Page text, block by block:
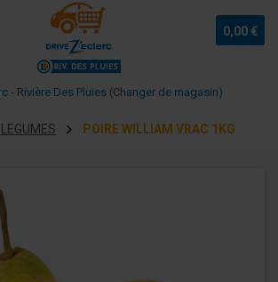
0,00 €
- Rivière Des Pluies (Changer de magasin)
POIRE WILLIAM VRAC 1KG